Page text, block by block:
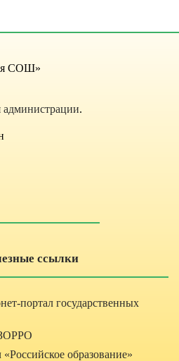
администрации.
ссылки
портал государственных
образование»